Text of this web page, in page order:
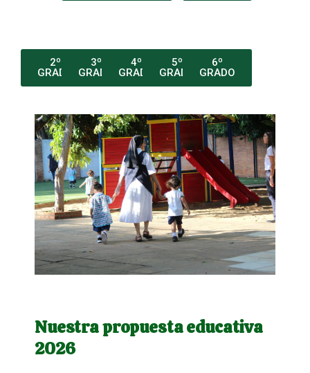
2º
GRADO
3º
GRADO
4º
GRADO
5º
GRADO
6º
GRADO
Nuestra propuesta educativa
2026